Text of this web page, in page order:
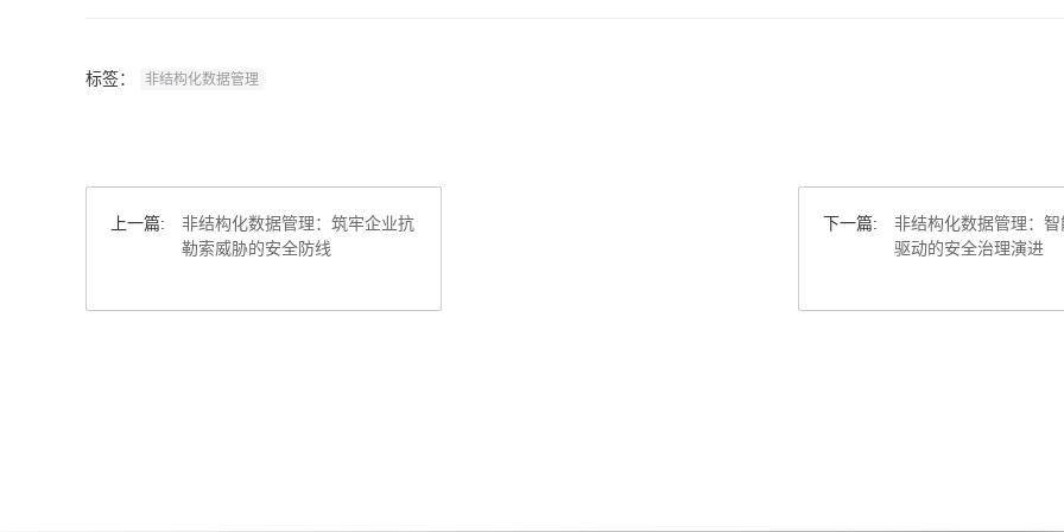
标签： 非结构化数据管理
上一篇:
非结构化数据管理：筑牢企业抗
勒索威胁的安全防线
下一篇:
非结构化数据管理：
驱动的安全治理演进